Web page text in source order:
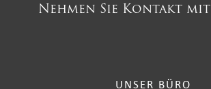
Nehmen Sie Kontakt
UNSER BÜRO